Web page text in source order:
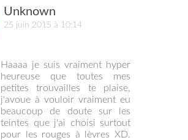
Unknown
25 juin 2015 à 10:14
Haaaa je suis vraiment hyper
heureuse que toutes mes
petites trouvailles te plaise,
j'avoue à vouloir vraiment eu
beaucoup de doute sur les
teintes que j'ai choisi surtout
pour les rouges à lèvres XD.